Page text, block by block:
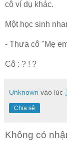
cô ví dụ khác.
Một học sinh
- Thưa cô "Mẹ
Cô : ? ! ?
Unknown vào lúc
Chia sẻ
Không có